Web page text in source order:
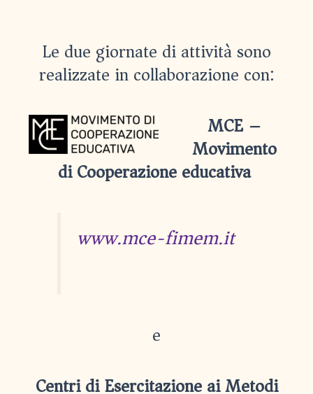
Le due giornate di attività sono
realizzate in collaborazione con:
MCE –
Movimento
di Cooperazione educativa
www.mce-fimem.it
e
Centri di Esercitazione ai Metodi